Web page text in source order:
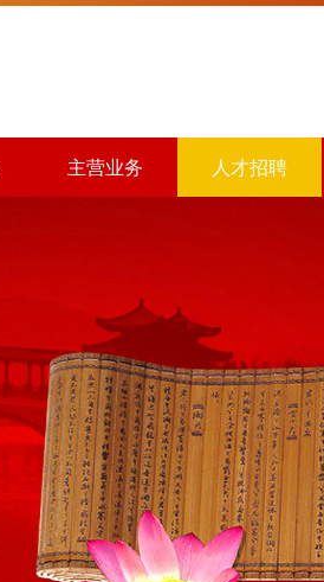
主营业务 人才招聘